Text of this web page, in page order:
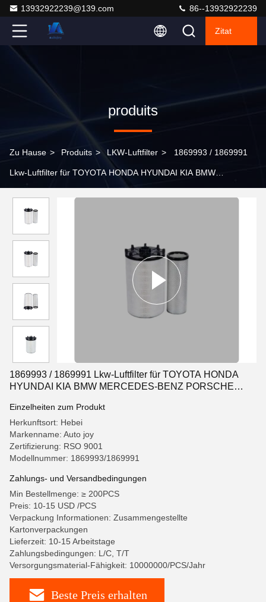
13932922239@139.com 86--13932922239
Zitat
produits
Zu Hause > Produits > LKW-Luftfilter > 1869993 / 1869991
Lkw-Luftfilter für TOYOTA HONDA HYUNDAI KIA BMW
ROVER
1869993 / 1869991 Lkw-Luftfilter für TOYOTA HONDA
HYUNDAI KIA BMW MERCEDES-BENZ PORSCHE
Einzelheiten zum Produkt
Herkunftsort: Hebei
Markenname: Auto joy
Zertifizierung: RSO 9001
Modellnummer: 1869993/1869991
Zahlungs- und Versandbedingungen
Min Bestellmenge: ≥ 200PCS
Preis: 10-15 USD /PCS
Verpackung Informationen: Zusammengestellte
Kartonverpackungen
Lieferzeit: 10-15 Arbeitstage
Zahlungsbedingungen: L/C, T/T
Versorgungsmaterial-Fähigkeit: 10000000/PCS/Jahr
Beste Preis erhalten